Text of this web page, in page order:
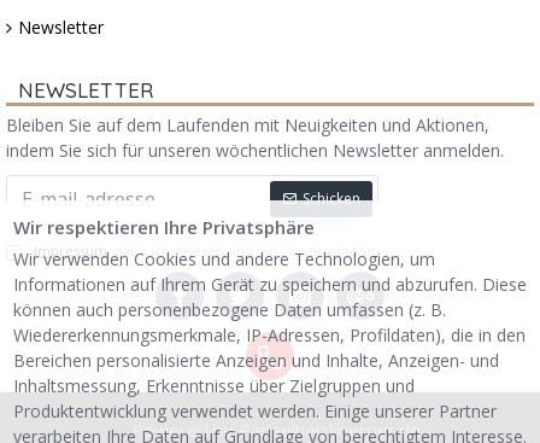
Newsletter
NEWSLETTER
Bleiben Sie auf dem Laufenden mit Neuigkeiten und Aktionen,
indem Sie sich für unseren wöchentlichen Newsletter anmelden.
Schicken
Impressum habe ich gelesen und bin einverstanden.
Powered by Paneelheizkoerper.de
Wir respektieren Ihre Privatsphäre
Wir verwenden Cookies und andere Technologien, um
Informationen auf Ihrem Gerät zu speichern und abzurufen. Diese
können auch personenbezogene Daten umfassen (z. B.
Wiedererkennungsmerkmale, IP-Adressen, Profildaten), die in den
Bereichen personalisierte Anzeigen und Inhalte, Anzeigen- und
Inhaltsmessung, Erkenntnisse über Zielgruppen und
Produktentwicklung verwendet werden. Einige unserer Partner
verarbeiten Ihre Daten auf Grundlage von berechtigtem Interesse.